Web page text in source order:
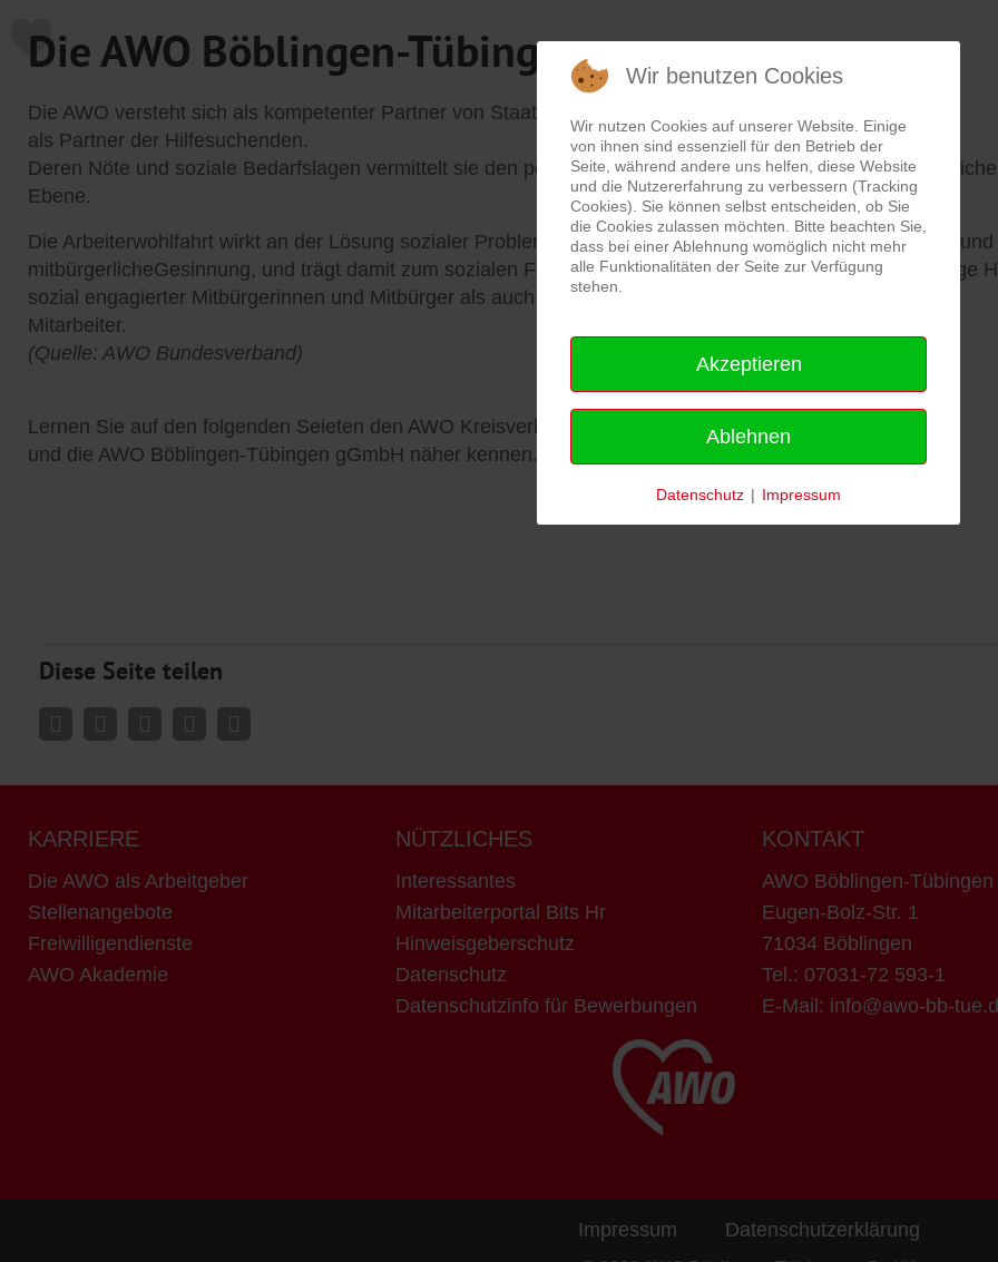
Die AWO Böblingen-Tübingen
Die AWO versteht sich als kompetenter Partner von Staat und Kommunen, vor allem aber
als Partner der Hilfesuchenden.
Deren Nöte und soziale Bedarfslagen vermittelt sie den politisch Verantwortlichen auf lokaler und
Ebene.
Die Arbeiterwohlfahrt wirkt an der Lösung sozialer Probleme mit, fördert staatsbürgerliche Verantwortung und
mitbürgerlicheGesinnung, und trägt damit zum sozialen Frieden bei. Dies tut sie sowohl durch die freiwillige
sozial engagierter Mitbürgerinnen und Mitbürger als auch durch ihre hauptamtlichen Mitarbeiterinnen und
Mitarbeiter.
(Quelle: AWO Bundesverband)
Lernen Sie auf den folgenden Seieten den AWO Kreisverband Böblingen-Tübingen e.V.
und die AWO Böblingen-Tübingen gGmbH näher kennen.
Diese Seite teilen
KARRIERE
Die AWO als Arbeitgeber
Stellenangebote
Freiwilligendienste
AWO Akademie
NÜTZLICHES
Interessantes
Mitarbeiterportal Bits Hr
Hinweisgeberschutz
Datenschutz
Datenschutzinfo für Bewerbungen
KONTAKT
AWO Böblingen-
Eugen-Bolz-Str. 1
71034 Böblingen
Tel.: 07031-72 593-1
E-Mail: info@awo-bb-
Impressum Datenschutzerklärung
Wir benutzen Cookies
Wir nutzen Cookies auf unserer Website. Einige
von ihnen sind essenziell für den Betrieb der
Seite, während andere uns helfen, diese Website
und die Nutzererfahrung zu verbessern (Tracking
Cookies). Sie können selbst entscheiden, ob Sie
die Cookies zulassen möchten. Bitte beachten Sie,
dass bei einer Ablehnung womöglich nicht mehr
alle Funktionalitäten der Seite zur Verfügung
stehen.
Akzeptieren
Ablehnen
Datenschutz | Impressum